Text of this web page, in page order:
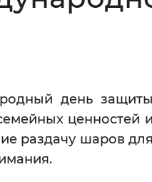
день защиты
ценностей и
раздачу шаров для